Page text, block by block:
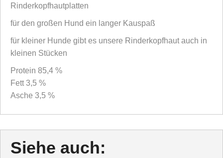
Rinderkopfhautplatten
für den großen Hund ein langer Kauspaß
für kleiner Hunde gibt es unsere Rinderkopfhaut auch in
kleinen Stücken
Protein 85,4 %
Fett 3,5 %
Asche 3,5 %
Siehe auch: